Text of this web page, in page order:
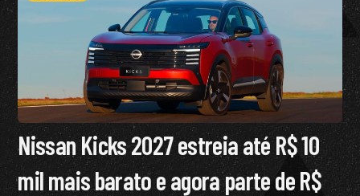
Nissan Kicks 2027 estreia até R$ 10
mil mais barato e agora parte de R$